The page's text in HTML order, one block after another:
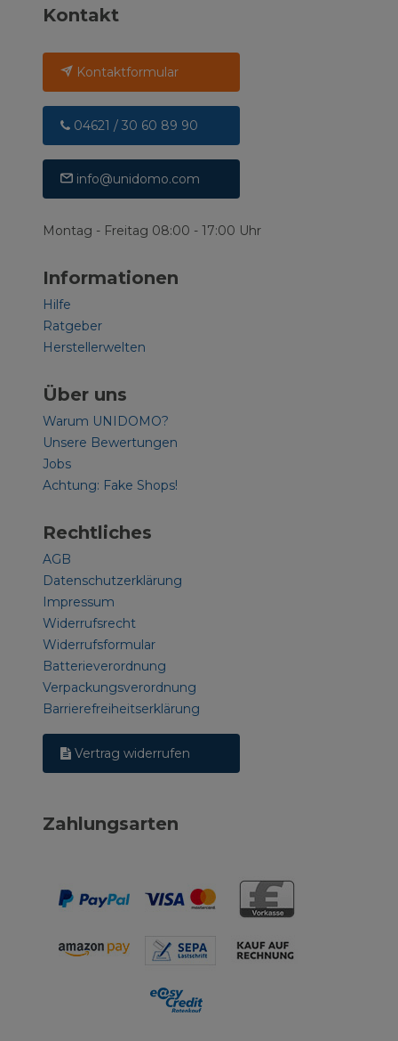
Kontakt
Kontaktformular
04621 / 30 60 89 90
info@unidomo.com
Montag - Freitag 08:00 - 17:00 Uhr
Informationen
Hilfe
Ratgeber
Herstellerwelten
Über uns
Warum UNIDOMO?
Unsere Bewertungen
Jobs
Achtung: Fake Shops!
Rechtliches
AGB
Datenschutzerklärung
Impressum
Widerrufsrecht
Widerrufsformular
Batterieverordnung
Verpackungsverordnung
Barrierefreiheitserklärung
Vertrag widerrufen
Zahlungsarten